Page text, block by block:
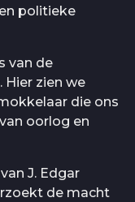
politieke
van de
Hier zien we
die ons
oorlog en
J. Edgar
de macht